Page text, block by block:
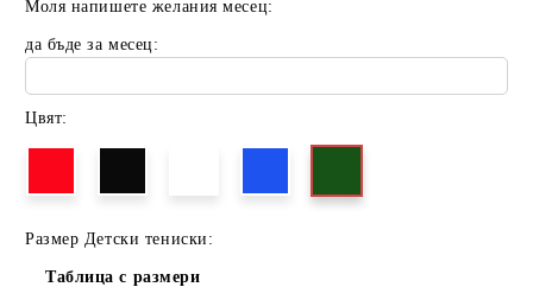
Моля напишете желания месец:
да бъде за месец:
Цвят:
Размер Детски тениски:
Таблица с размери